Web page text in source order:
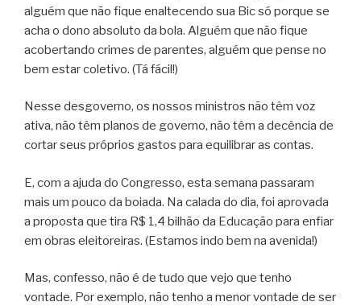
alguém que não fique enaltecendo sua Bic só porque se
acha o dono absoluto da bola. Alguém que não fique
acobertando crimes de parentes, alguém que pense no
bem estar coletivo. (Tá fácil!)
Nesse desgoverno, os nossos ministros não têm voz
ativa, não têm planos de governo, não têm a decência de
cortar seus próprios gastos para equilibrar as contas.
E, com a ajuda do Congresso, esta semana passaram
mais um pouco da boiada. Na calada do dia, foi aprovada
a proposta que tira R$ 1,4 bilhão da Educação para enfiar
em obras eleitoreiras. (Estamos indo bem na avenida!)
Mas, confesso, não é de tudo que vejo que tenho
vontade. Por exemplo, não tenho a menor vontade de ser